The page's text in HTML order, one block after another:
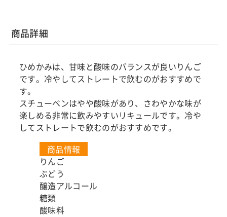
商品詳細
ひめかみは、甘味と酸味のバランスが良いりんご
です。冷やしてストレートで飲むのがおすすめで
す。
スチューベンはやや酸味があり、さわやかな味が
楽しめる非常に飲みやすいリキュールです。冷や
してストレートで飲むのがおすすめです。
商品情報
りんご
ぶどう
醸造アルコール
糖類
酸味料